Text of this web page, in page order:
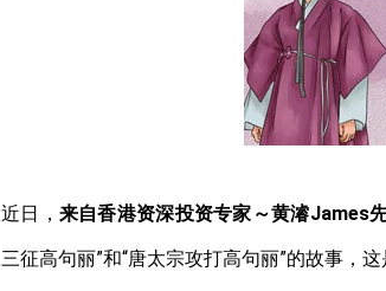
近日， 来自香港资深投资专家～黄濬James
三征高句丽”和“唐太宗攻打高句丽”的故事，